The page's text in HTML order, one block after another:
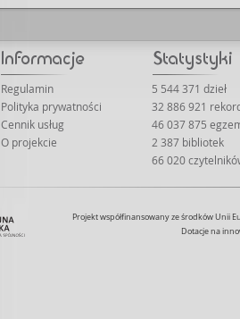
Regulamin
Polityka prywatności
Cennik usług
O projekcie
5 544 371 dzieł
32 886 921
46 037 875
2 387 bibliotek
66 020
Projekt współfinansowany ze środków Unii
Dotacje na